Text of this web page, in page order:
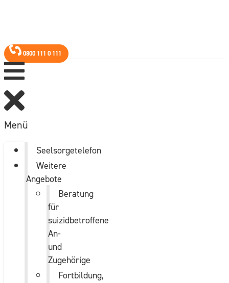
0800 111 0 111
Menü
Seelsorgetelefon
Weitere
Angebote
Beratung
für
suizidbetroffene
An-
und
Zugehörige
Fortbildung,